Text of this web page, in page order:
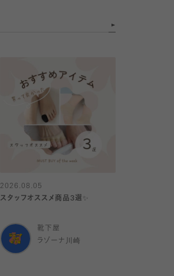
2026.08.05
スタッフオススメ商品3選✨
靴下屋
ラゾーナ川崎